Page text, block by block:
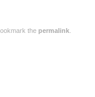
the permalink